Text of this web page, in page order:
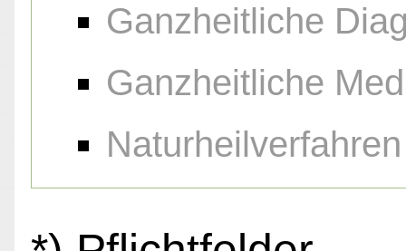
Ganzheitliche
Ganzheitliche
Naturheilverfahren